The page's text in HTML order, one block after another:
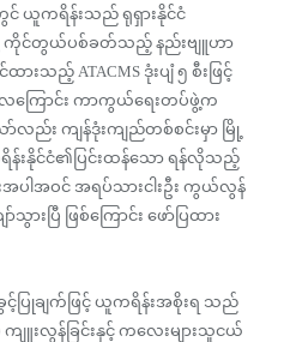
ယူကရိန်းသည် ရုရှားနိုင်ငံ
တို့ ကိုင်တွယ်ပစ်ခတ်သည့် နည်းဗျူဟာ
းသည့် ATACMS ဒုံးပျံ ၅ စီးဖြင့်
ေကြောင်း ကာကွယ်ရေးတပ်ဖွဲ့က
ာ်လည်း ကျန်ဒုံးကျည်တစ်စင်းမှာ မြို့
န်းနိုင်ငံ၏ပြင်းထန်သော ရန်လိုသည့်
ပါအဝင် အရပ်သားငါးဦး ကွယ်လွန်
ားပြီ ဖြစ်ကြောင်း ဖော်ပြထား
င့်ပြုချက်ဖြင့် ယူကရိန်းအစိုးရ သည်
ျူးလွန်ခြင်းနှင့် ကလေးများသူငယ်